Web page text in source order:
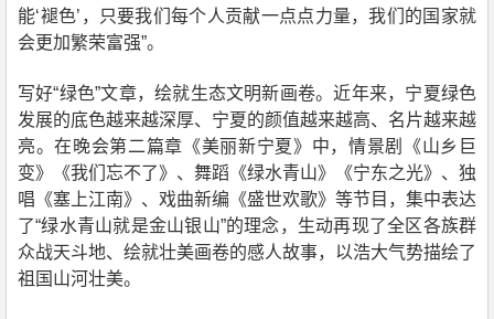
能‘褪色’，只要我们每个人贡献一点点力量，我们的国家就
会更加繁荣富强”。
写好“绿色”文章，绘就生态文明新画卷。近年来，宁夏绿色
发展的底色越来越深厚、宁夏的颜值越来越高、名片越来越
亮。在晚会第二篇章《美丽新宁夏》中，情景剧《山乡巨
变》《我们忘不了》、舞蹈《绿水青山》《宁东之光》、独
唱《塞上江南》、戏曲新编《盛世欢歌》等节目，集中表达
了“绿水青山就是金山银山”的理念，生动再现了全区各族群
众战天斗地、绘就壮美画卷的感人故事，以浩大气势描绘了
祖国山河壮美。